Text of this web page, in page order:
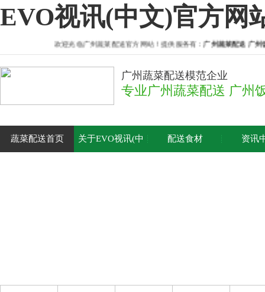
EVO视讯(中文)官方网
欢迎光临广州蔬菜配送官方网站！提供服务有：广州蔬菜配送 广州饭
广州蔬菜配送模范企业
专业广州蔬菜配送 广州
蔬菜配送首页 关于EVO视讯(中 配送食材 资讯